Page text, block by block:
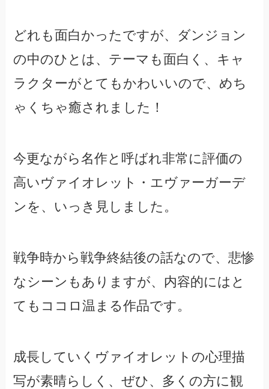
どれも面白かったですが、ダンジョン
の中のひとは、テーマも面白く、キャ
ラクターがとてもかわいいので、めち
ゃくちゃ癒されました！
今更ながら名作と呼ばれ非常に評価の
高いヴァイオレット・エヴァーガーデ
ンを、いっき見しました。
戦争時から戦争終結後の話なので、悲惨
なシーンもありますが、内容的にはと
てもココロ温まる作品です。
成長していくヴァイオレットの心理描
写が素晴らしく、ぜひ、多くの方に観